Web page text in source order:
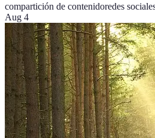
compartición de contenidoredes
Aug 4